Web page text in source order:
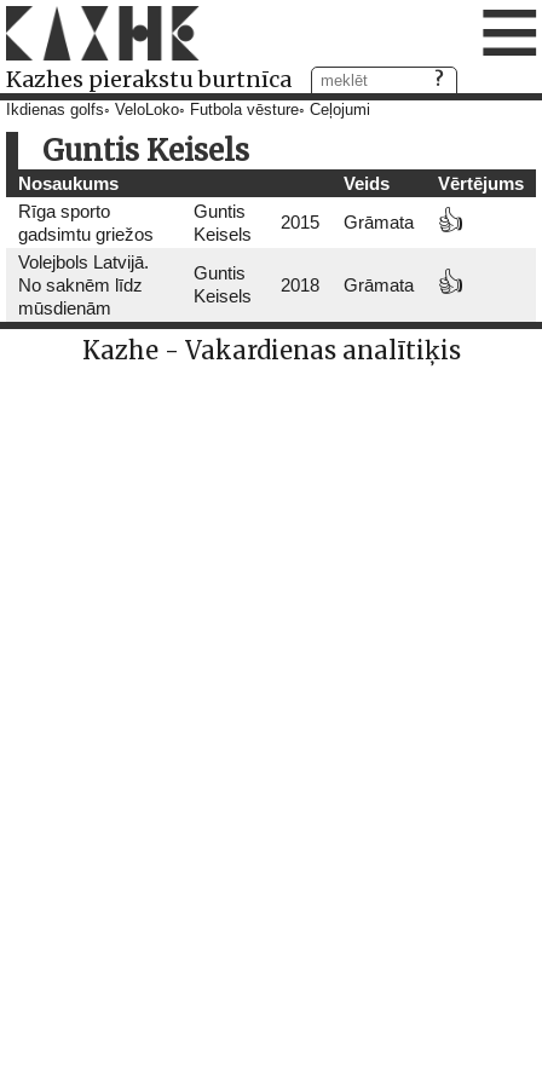
Kazhes pierakstu burtnīca ≡
Ikdienas golfs VeloLoko Futbola vēsture Ceļojumi
Guntis Keisels
Nosaukums Veids
Vērtējums
Rīga sporto
gadsimtu griežos
Guntis
Keisels
2015 Grāmata 👍
Volejbols Latvijā.
No saknēm līdz
mūsdienām
Guntis
Keisels
2018 Grāmata 👍
Kazhe - Vakardienas analītiķis